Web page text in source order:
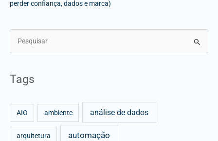
perder confiança, dados e marca)
f
Tags
AIO ambiente análise de dados
arquitetura automação